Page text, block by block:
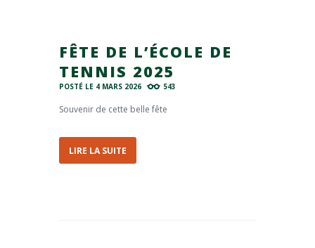
FÊTE DE L’ÉCOLE DE
TENNIS 2025
POSTÉ LE 4 MARS 2026 543
Souvenir de cette belle fête
LIRE LA SUITE